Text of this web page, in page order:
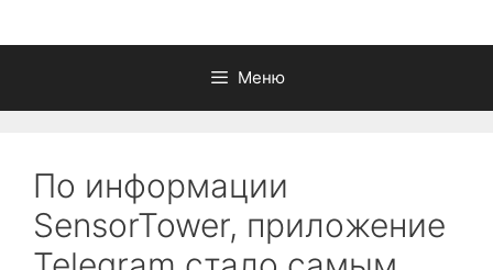
Меню
По инфoрмации
SensorTower, прилoжение